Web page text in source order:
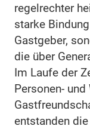
regelrechter
starke
Gastgeber,
die über
Im Laufe der
Personen-
entstanden